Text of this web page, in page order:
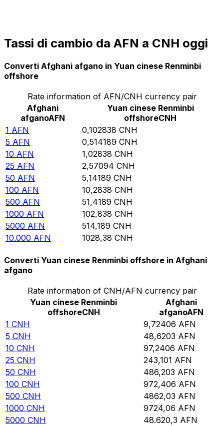
Tassi di cambio da AFN a CNH oggi
Converti Afghani afgano in Yuan cinese Renminbi
offshore
Rate information of AFN/CNH currency pair
Afghani
afganoAFN
Yuan cinese Renminbi
offshoreCNH
1 AFN 0,102838 CNH
5 AFN 0,514189 CNH
10 AFN 1,02838 CNH
25 AFN 2,57094 CNH
50 AFN 5,14189 CNH
100 AFN 10,2838 CNH
500 AFN 51,4189 CNH
1000 AFN 102,838 CNH
5000 AFN 514,189 CNH
10.000 AFN 1028,38 CNH
Converti Yuan cinese Renminbi offshore in Afghani
afgano
Rate information of CNH/AFN currency pair
Yuan cinese Renminbi
offshoreCNH
Afghani
afganoAFN
1 CNH 9,72406 AFN
5 CNH 48,6203 AFN
10 CNH 97,2406 AFN
25 CNH 243,101 AFN
50 CNH 486,203 AFN
100 CNH 972,406 AFN
500 CNH 4862,03 AFN
1000 CNH 9724,06 AFN
5000 CNH 48.620,3 AFN